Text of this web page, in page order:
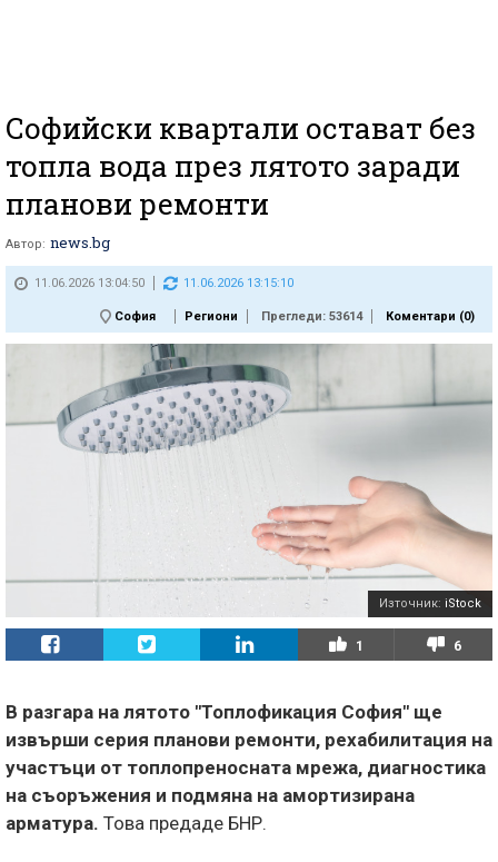
Софийски квартали остават без
топла вода през лятото заради
планови ремонти
Автор: news.bg
11.06.2026 13:04:50 11.06.2026 13:15:10
София Региони Прегледи: 53614 Коментари (0)
Източник: iStock
1 6
В разгара на лятото "Топлофикация София" ще
извърши серия планови ремонти, рехабилитация на
участъци от топлопреносната мрежа, диагностика
на съоръжения и подмяна на амортизирана
арматура. Това предаде БНР.